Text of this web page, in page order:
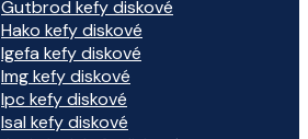
Gutbrod kefy diskové
Hako kefy diskové
Igefa kefy diskové
Img kefy diskové
Ipc kefy diskové
Isal kefy diskové